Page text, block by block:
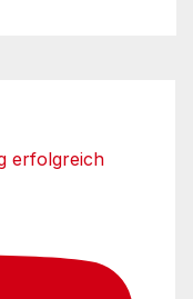
erfolgreich